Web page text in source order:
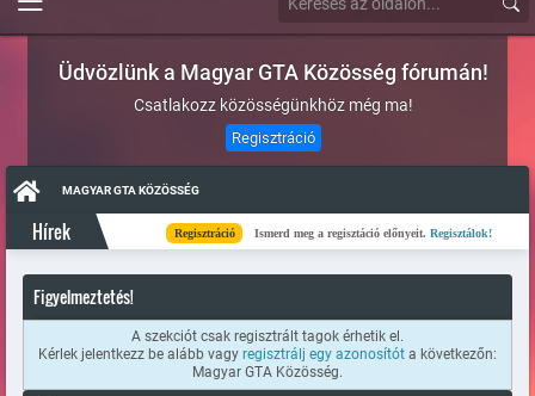
Üdvözlünk a Magyar GTA Közösség fórumán!
Csatlakozz közösségünkhöz még ma!
Regisztráció
MAGYAR GTA KÖZÖSSÉG
Hírek Regisztráció Ismerd meg a regisztáció előnyeit.Regisztálok!
Figyelmeztetés!
A szekciót csak regisztrált tagok érhetik el.
Kérlek jelentkezz be alább vagy regisztrálj egy azonosítót a következőn:
Magyar GTA Közösség.